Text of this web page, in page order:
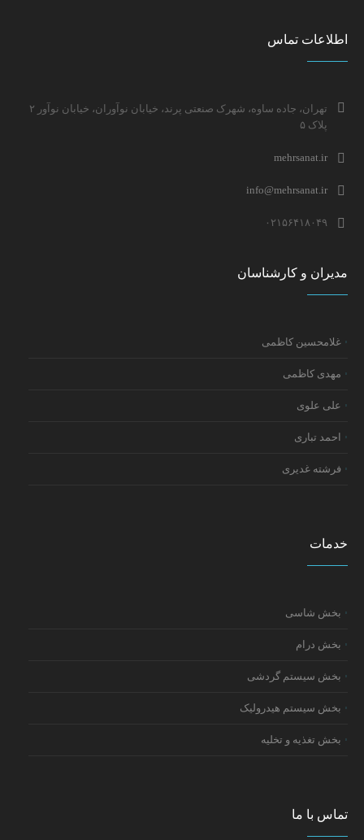
اطلاعات تماس
تهران، جاده ساوه، شهرک صنعتی پرند، خیابان نوآوران، خیابان نوآور ۲
پلاک ۵
mehrsanat.ir
info@mehrsanat.ir
۰۲۱۵۶۴۱۸۰۴۹
مدیران و کارشناسان
غلامحسین کاظمی
مهدی کاظمی
علی علوی
احمد تباری
فرشته غدیری
خدمات
بخش شاسی
بخش درام
بخش سیستم گردشی
بخش سیستم هیدرولیک
بخش تغذیه و تخلیه
تماس با ما